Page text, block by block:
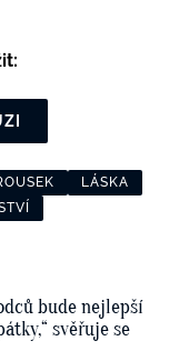
LÁSKA
bude nejlepší
svěřuje se